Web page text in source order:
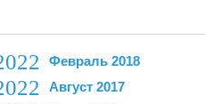
Февраль 2018
Август 2017